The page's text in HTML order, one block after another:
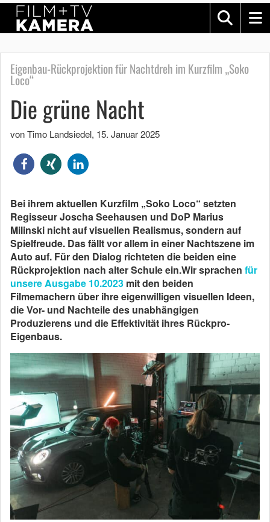
Eigenbau-Rückprojektion für Nachtdreh im Kurzfilm „Soko
Loco“
Die grüne Nacht
von Timo Landsiedel, 15. Januar 2025
Bei ihrem aktuellen Kurzfilm „Soko Loco“ setzten
Regisseur Joscha Seehausen und DoP Marius
Milinski nicht auf visuellen Realismus, sondern auf
Spielfreude. Das fällt vor allem in einer Nachtszene im
Auto auf. Für den Dialog richteten die beiden eine
Rückprojektion nach alter Schule ein.Wir sprachen für
unsere Ausgabe 10.2023 mit den beiden
Filmemachern über ihre eigenwilligen visuellen Ideen,
die Vor- und Nachteile des unabhängigen
Produzierens und die Effektivität ihres Rückpro-
Eigenbaus.